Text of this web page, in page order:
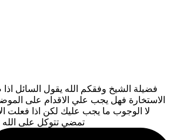
فضيلة الشيخ وفقكم الله يقول السائل
الاستخارة فهل يجب علي الاقدام على
لا الوجوب ما يجب عليك لكن اذا فعلت
تمضي تتوكل على الله